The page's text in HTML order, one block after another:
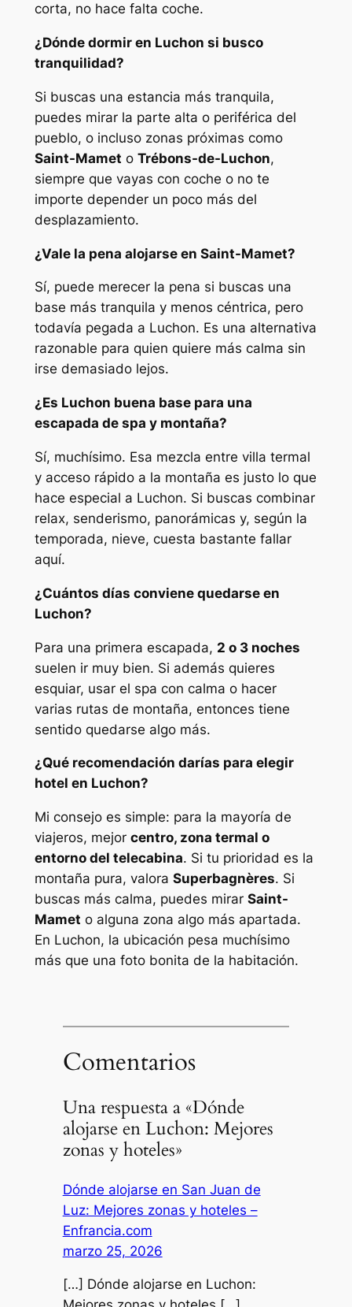
corta, no hace falta coche.
¿Dónde dormir en Luchon si busco
tranquilidad?
Si buscas una estancia más tranquila,
puedes mirar la parte alta o periférica del
pueblo, o incluso zonas próximas como
Saint-Mamet o Trébons-de-Luchon,
siempre que vayas con coche o no te
importe depender un poco más del
desplazamiento.
¿Vale la pena alojarse en Saint-Mamet?
Sí, puede merecer la pena si buscas una
base más tranquila y menos céntrica, pero
todavía pegada a Luchon. Es una alternativa
razonable para quien quiere más calma sin
irse demasiado lejos.
¿Es Luchon buena base para una
escapada de spa y montaña?
Sí, muchísimo. Esa mezcla entre villa termal
y acceso rápido a la montaña es justo lo que
hace especial a Luchon. Si buscas combinar
relax, senderismo, panorámicas y, según la
temporada, nieve, cuesta bastante fallar
aquí.
¿Cuántos días conviene quedarse en
Luchon?
Para una primera escapada, 2 o 3 noches
suelen ir muy bien. Si además quieres
esquiar, usar el spa con calma o hacer
varias rutas de montaña, entonces tiene
sentido quedarse algo más.
¿Qué recomendación darías para elegir
hotel en Luchon?
Mi consejo es simple: para la mayoría de
viajeros, mejor centro, zona termal o
entorno del telecabina. Si tu prioridad es la
montaña pura, valora Superbagnères. Si
buscas más calma, puedes mirar Saint-
Mamet o alguna zona algo más apartada.
En Luchon, la ubicación pesa muchísimo
más que una foto bonita de la habitación.
Comentarios
Una respuesta a «Dónde
alojarse en Luchon: Mejores
zonas y hoteles»
Dónde alojarse en San Juan de
Luz: Mejores zonas y hoteles –
Enfrancia.com
marzo 25, 2026
[…] Dónde alojarse en Luchon: